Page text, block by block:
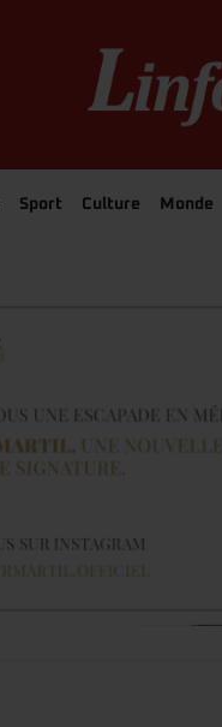
Sport Culture Monde